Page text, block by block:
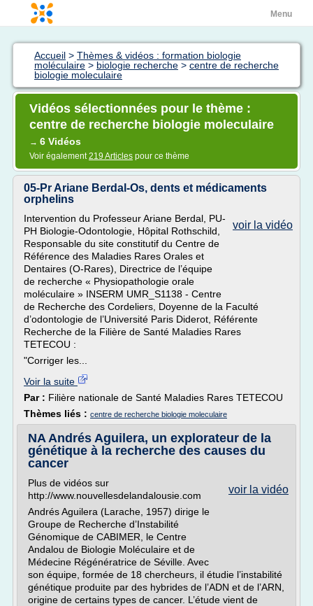
Menu
Accueil > Thèmes & vidéos : formation biologie
moléculaire > biologie recherche > centre de recherche
biologie moleculaire
Vidéos sélectionnées pour le thème :
centre de recherche biologie moleculaire
→ 6 Vidéos
Voir également219 Articles pour ce thème
05-Pr Ariane Berdal-Os, dents et médicaments
orphelins
voir la vidéo
Intervention du Professeur Ariane Berdal, PU-
PH Biologie-Odontologie, Hôpital Rothschild,
Responsable du site constitutif du Centre de
Référence des Maladies Rares Orales et
Dentaires (O-Rares), Directrice de l’équipe
de recherche « Physiopathologie orale
moléculaire » INSERM UMR_S1138 - Centre
de Recherche des Cordeliers, Doyenne de la Faculté
d’odontologie de l’Université Paris Diderot, Référente
Recherche de la Filière de Santé Maladies Rares
TETECOU :
"Corriger les...
Voir la suite
Par : Filière nationale de Santé Maladies Rares TETECOU
Thèmes liés : centre de recherche biologie moleculaire
NA Andrés Aguilera, un explorateur de la
génétique à la recherche des causes du
cancer
voir la vidéo
Plus de vidéos sur
http://www.nouvellesdelandalousie.com
Andrés Aguilera (Larache, 1957) dirige le
Groupe de Recherche d’Instabilité
Génomique de CABIMER, le Centre
Andalou de Biologie Moléculaire et de
Médecine Régénératrice de Séville. Avec
son équipe, formée de 18 chercheurs, il étudie l’instabilité
génétique produite par des hybrides de l’ADN et de l’ARN,
origine de certains types de cancer. L’étude vient de